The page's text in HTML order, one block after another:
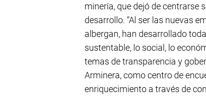
minería, que dejó de centrarse
desarrollo. “Al ser las nuevas
albergan, han desarrollado
sustentable, lo social, lo
temas de transparencia y
Arminera, como centro de
enriquecimiento a través de